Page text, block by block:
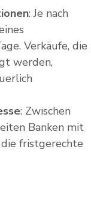
: Je nach
Verkäufe, die
werden,
: Zwischen
Banken mit
fristgerechte